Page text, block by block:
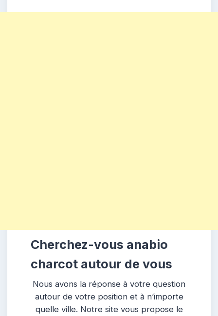
Cherchez-vous anabio
charcot autour de vous
Nous avons la réponse à votre question
autour de votre position et à n’importe
quelle ville. Notre site vous propose le